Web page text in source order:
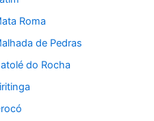
Roma
de Pedras
do Rocha